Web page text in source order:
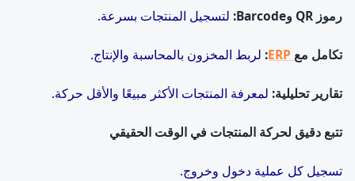
رموز وBarcode: لتسجيل المنتجات بسرعة.
تكامل مع : لربط المخزون بالمحاسبة والإنتاج.
تقارير تحليلية: لمعرفة المنتجات الأكثر مبيعًا والأقل حركة.
تتبع دقيق لحركة المنتجات في الوقت الحقيقي
تسجيل كل عملية دخول وخروج.